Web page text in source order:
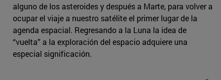
alguno de los asteroides y después a Marte, para volver a
ocupar el viaje a nuestro satélite el primer lugar de la
agenda espacial. Regresando a la Luna la idea de
“vuelta” a la exploración del espacio adquiere una
especial significación.